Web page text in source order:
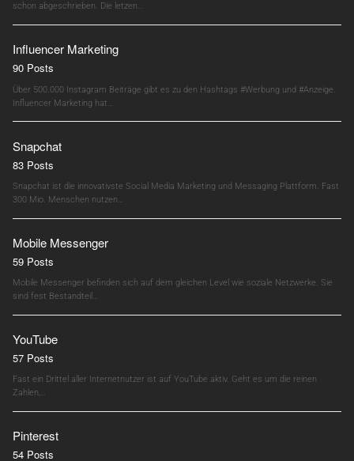
schon abgeschrieben. Die letzen…
Influencer Marketing
90 Posts
Über 500.000 Instagram Beiträge gibt es zu den Hashtags #Werbung und #Anzeige.
Influencer Marketing hat…
Snapchat
83 Posts
Snapchat ist die innovativste Social Media Marketing und Messaging Plattform. Fast
300 Mio. Menschen nutzen…
Mobile Messenger
59 Posts
Mobile Messenger befinden sich auf dem gleichen Level wie soziale Netzwerke. Sie
sind fest Bestandteil…
YouTube
57 Posts
Fast ein Drittel aller Internetnutzer ist auf YouTube aktiv. Geht es um die reinen
Zahlen,…
Pinterest
54 Posts